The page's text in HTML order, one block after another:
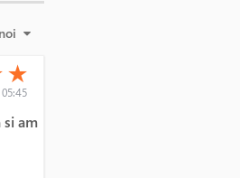
noi
(*)
★
am